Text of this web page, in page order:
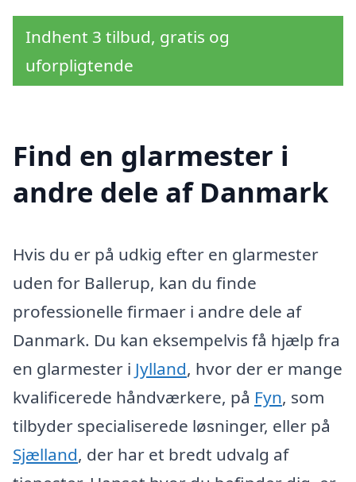
Indhent 3 tilbud, gratis og
uforpligtende
Find en glarmester i
andre dele af Danmark
Hvis du er på udkig efter en glarmester
uden for Ballerup, kan du finde
professionelle firmaer i andre dele af
Danmark. Du kan eksempelvis få hjælp fra
en glarmester i Jylland, hvor der er mange
kvalificerede håndværkere, på Fyn, som
tilbyder specialiserede løsninger, eller på
Sjælland, der har et bredt udvalg af